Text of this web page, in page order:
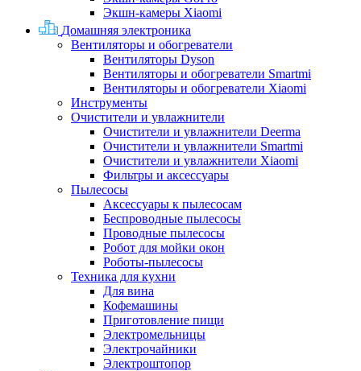
Экшн-камеры Xiaomi
Домашняя электроника
Вентиляторы и обогреватели
Вентиляторы Dyson
Вентиляторы и обогреватели Smartmi
Вентиляторы и обогреватели Xiaomi
Инструменты
Очистители и увлажнители
Очистители и увлажнители Deerma
Очистители и увлажнители Smartmi
Очистители и увлажнители Xiaomi
Фильтры и аксессуары
Пылесосы
Аксессуары к пылесосам
Беспроводные пылесосы
Проводные пылесосы
Робот для мойки окон
Роботы-пылесосы
Техника для кухни
Для вина
Кофемашины
Приготовление пищи
Электромельницы
Электрочайники
Электроштопор